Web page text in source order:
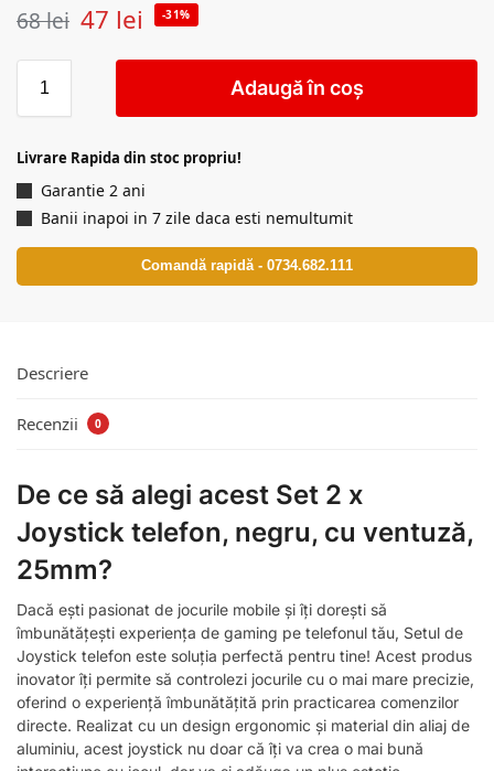
68lei 47 lei -31%
Adaugă în coș
Livrare Rapida din stoc propriu!
Garantie 2 ani
Banii inapoi in 7 zile daca esti nemultumit
Comandă rapidă - 0734.682.111
Descriere
Recenzii 0
De ce să alegi acest Set 2 x
Joystick telefon, negru, cu ventuză,
25mm?
Dacă ești pasionat de jocurile mobile și îți dorești să
îmbunătățești experiența de gaming pe telefonul tău, Setul de
Joystick telefon este soluția perfectă pentru tine! Acest produs
inovator îți permite să controlezi jocurile cu o mai mare precizie,
oferind o experiență îmbunătățită prin practicarea comenzilor
directe. Realizat cu un design ergonomic și material din aliaj de
aluminiu, acest joystick nu doar că îți va crea o mai bună